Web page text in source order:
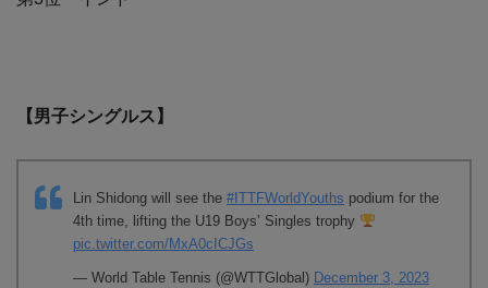
【男子シングルス】
Lin Shidong will see the #ITTFWorldYouths podium for the
4th time, lifting the U19 Boys’ Singles trophy
pic.twitter.com/MxA0cICJGs
— World Table Tennis (@WTTGlobal) December 3, 2023